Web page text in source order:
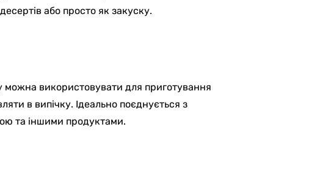
або просто як закуску.
можна використовувати для приготування
в випічку. Ідеально поєднується з
та іншими продуктами.